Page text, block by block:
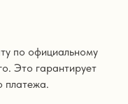
по официальному
Это гарантирует
платежа.